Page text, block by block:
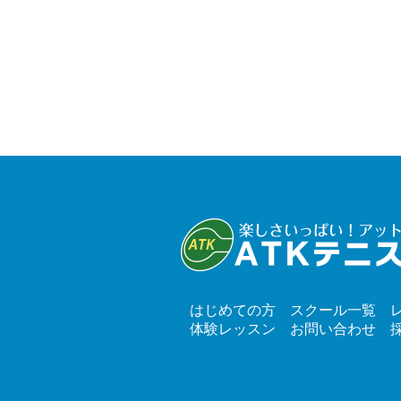
はじめての方 スクール一覧
体験レッスン
お問い合わせ